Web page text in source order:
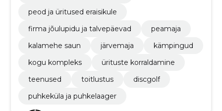
peod ja üritused eraisikule
firma jõulupidu ja talvepäevad
peamaja
kalamehe saun
järvemaja
kämpingud
kogu kompleks
ürituste korraldamine
teenused
toitlustus
discgolf
puhkeküla ja puhkelaager